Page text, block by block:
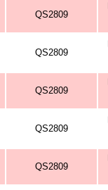
QS2809
QS2809
QS2809
QS2809
QS2809